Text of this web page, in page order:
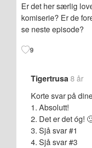
Er det her særlig
komiserie? Er de
se neste episode?
9
Tigertrusa8 år
Korte svar på
1. Absolutt!
2. Det er det óg!
3. Sjå svar #1
4. Sjå svar #3